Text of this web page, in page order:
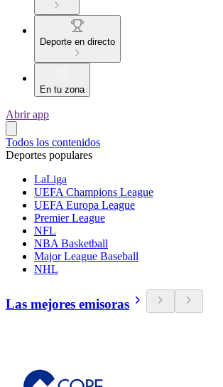
Deporte en directo
En tu zona
Abrir app
Todos los contenidos
Deportes populares
LaLiga
UEFA Champions League
UEFA Europa League
Premier League
NFL
NBA Basketball
Major League Baseball
NHL
Las mejores emisoras